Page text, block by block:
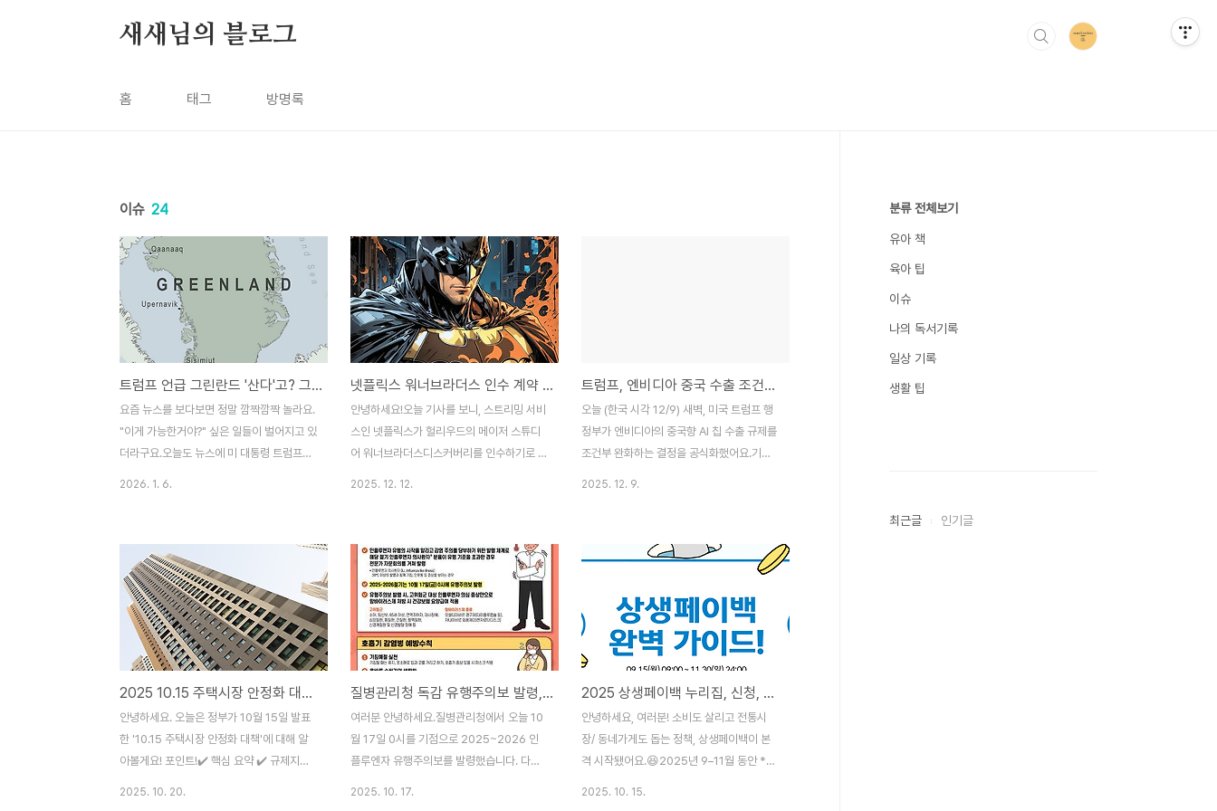
새새님의 블로그
홈 태그 방명록
이슈 24
트럼프 언급 그린란드 '산다'고? 그린란드 주민 여론은?
요즘 뉴스를 보다보면 정말 깜짝깜짝 놀라요.
"이게 가능한거야?" 싶은 일들이 벌어지고 있
더라구요.오늘도 뉴스에 미 대통령 트럼프가
드는 정확히 "어떤 나라"인가? 혹시 자치정부
인가? 그린란드는 “자치정부(자치권을 가진
정부)”가 맞지만, ‘독립된 주권국가’는 아닙니
다.현재는 **덴마크 왕국(Kingdom of
Denmark) 안의 자치령(자치 영토)**으로
운영됩니다.과거 1979년 Home Rule(자치
확대의 시작), 2009년 주민투표를 거쳐
Self-Government Act(자치정부법)로 자
치권이 더 커졌습니다.이 자..
2026. 1. 6.
넷플릭스 워너브라더스 인수 계약 발표, 규제 승인은?
안녕하세요!오늘 기사를 보니, 스트리밍 서비
스인 넷플릭스가 헐리우드의 메이저 스튜디
어 워너브라더스디스커버리를 인수하기로 합
못했는데 말이죠. 스트리밍 서비스가 헐리우
드 메이져 스튜디오를 인수한다?! 시대가 변
했다는 것을 다시 한 번 실감합니다! 2025년
12월 5일 넷플릭스(Netflix)가 워너브라더
스 디스커버리(Warner Bros. Discovery)
의 “스튜디오 + 스트리밍 사업부”를 인수하
는 딜에 합의했다고 발표했습니다.그러니까
인수 대상은워너브라더스 영화 스튜디오
HBO/ HBO Max DC 스튜디오(DC 유니버
스 IP..
2025. 12. 12.
트럼프, 엔비디아 중국 수출 조건부 완화, 우리나라에 미치는 영향은?
오늘 (한국 시각 12/9) 새벽, 미국 트럼프 행
정부가 엔비디아의 중국향 AI 칩 수출 규제를
조건부 완화하는 결정을 공식화했어요.기존
: 엔비디아의 H200 AI칩가장 최신 제품인
수출 금지 상태 유지!👉 조건부 수출 :미국
상무부가 고객, 용도, 물량을 하나씩 심사해
서"국가안보를 해치지 않는 범위에서만" 수
출을 허용하는 라이선스 방식👉 유료 완화
구조H200 한 개가 중국으로 나갈 때마다 매
출의 25%를 미국 정부가 가져가는 구조올해
초 H20 칩 수출 재개 때는 1..
2025. 12. 9.
2025 10.15 주택시장 안정화 대책 핵심정리 요약
안녕하세요. 오늘은 정부가 10월 15일 발표
한 '10.15 주택시장 안정화 대책'에 대해 알
아볼게요! 포인트!✔️ 핵심 요약 ✔️ 규제지역
2025. 10. 20.
질병관리청 독감 유행주의보 발령, 독감유행기간, 25년 예방접종시기
여러분 안녕하세요.질병관리청에서 오늘 10
월 17일 0시를 기점으로 2025~2026 인
플루엔자 유행주의보를 발령했습니다. 다음
2025. 10. 17.
2025 상생페이백 누리집, 신청, 사용방법, 사용처, 신청 기간 등 총정리!
안녕하세요, 여러분! 소비도 살리고 전통시
장/ 동네가게도 돕는 정책, 상생페이백이 본
격 시작됐어요.😆2025년 9–11월 동안 **
2025. 10. 15.
분류 전체보기
유아 책
육아 팁
이슈
나의 독서기록
일상 기록
생활 팁
최근글 인기글